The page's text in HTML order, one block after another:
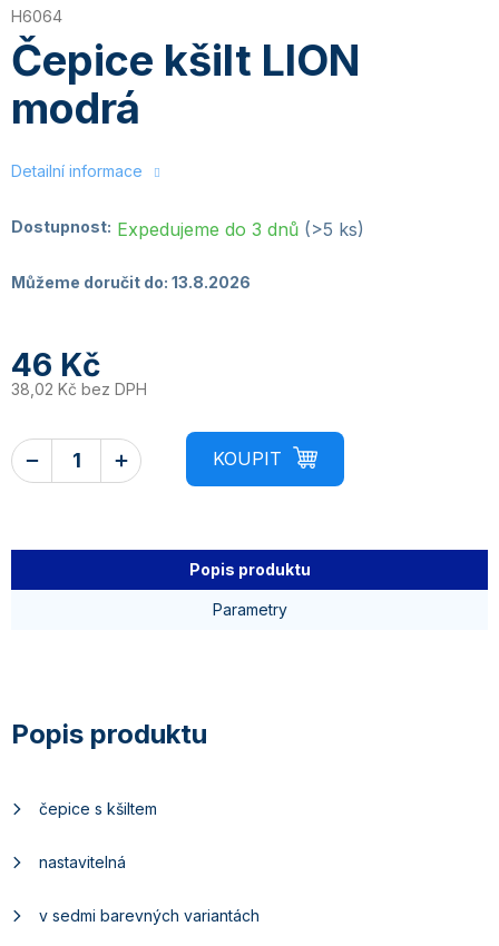
Čepice kšilt LION
modrá
H6064
Detailní informace
Dostupnost: Expedujeme do 3 dnů (>5 ks)
Můžeme doručit do: 13.8.2026
46 Kč
38,02 Kč bez DPH
Popis produktu
Parametry
čepice s kšiltem
nastavitelná
v sedmi barevných variantách